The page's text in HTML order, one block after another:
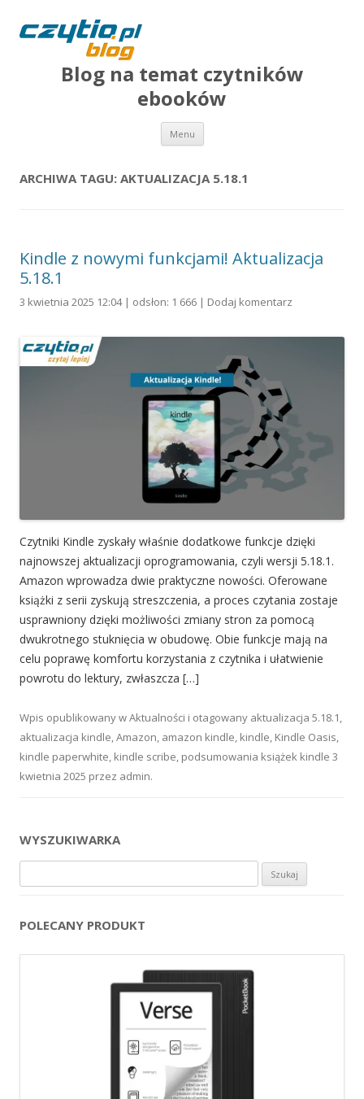
Blog na temat czytników
ebooków
Menu Przejdź do treści
ARCHIWA TAGU: AKTUALIZACJA 5.18.1
Kindle z nowymi funkcjami! Aktualizacja
5.18.1
3 kwietnia 2025 12:04 | odsłon: 1 666 | Dodaj komentarz
Czytniki Kindle zyskały właśnie dodatkowe funkcje dzięki
najnowszej aktualizacji oprogramowania, czyli wersji 5.18.1.
Amazon wprowadza dwie praktyczne nowości. Oferowane
książki z serii zyskują streszczenia, a proces czytania zostaje
usprawniony dzięki możliwości zmiany stron za pomocą
dwukrotnego stuknięcia w obudowę. Obie funkcje mają na
celu poprawę komfortu korzystania z czytnika i ułatwienie
powrotu do lektury, zwłaszcza […]
Wpis opublikowany wAktualności i otagowany aktualizacja 5.18.1,
aktualizacja kindle,Amazon, amazon kindle, kindle, Kindle Oasis,
kindle paperwhite, kindle scribe, podsumowania książek kindle 3
kwietnia 2025 przez admin.
WYSZUKIWARKA
POLECANY PRODUKT